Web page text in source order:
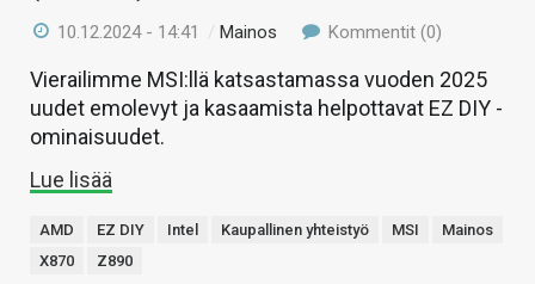
10.12.2024 - 14:41 /Mainos Kommentit (0)
Vierailimme MSI:llä katsastamassa vuoden 2025
uudet emolevyt ja kasaamista helpottavat EZ DIY -
ominaisuudet.
Lue lisää
AMD EZ DIY Intel Kaupallinen yhteistyö MSI
Mainos
X870
Z890